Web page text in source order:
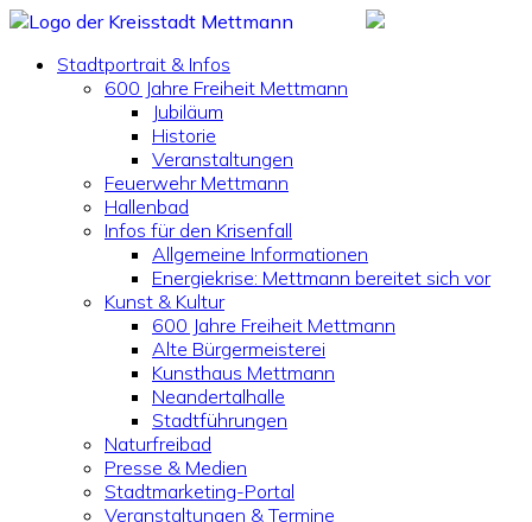
Stadtportrait & Infos
600 Jahre Freiheit Mettmann
Jubiläum
Historie
Veranstaltungen
Feuerwehr Mettmann
Hallenbad
Infos für den Krisenfall
Allgemeine Informationen
Energiekrise: Mettmann bereitet sich vor
Kunst & Kultur
600 Jahre Freiheit Mettmann
Alte Bürgermeisterei
Kunsthaus Mettmann
Neandertalhalle
Stadtführungen
Naturfreibad
Presse & Medien
Stadtmarketing-Portal
Veranstaltungen & Termine